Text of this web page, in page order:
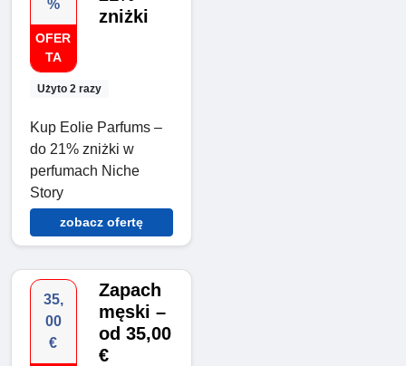
%
OFER
TA
Użyto 2 razy
zniżki
Kup Eolie Parfums –
do 21% zniżki w
perfumach Niche
Story
zobacz ofertę
35,
00
€
Zapach
męski –
od 35,00
€